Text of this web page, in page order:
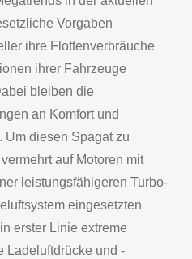
Vorgaben
ihre Flottenverbräuche
ihrer Fahrzeuge
bleiben die
an Komfort und
Um diesen Spagat zu
auf Motoren mit
leistungsfähigeren Turbo-
eingesetzten
erster Linie extreme
Ladeluftdrücke und -